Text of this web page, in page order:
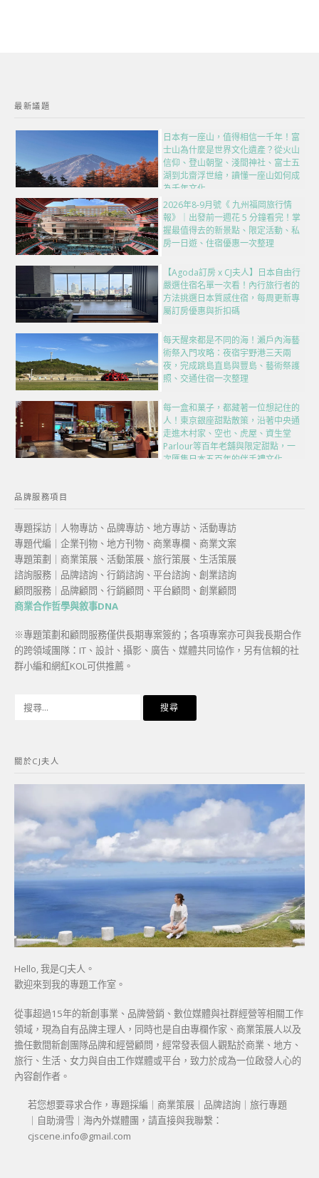
最新議題
日本有一座山，值得相信一千年！富
士山為什麼是世界文化遺產？從火山
信仰、登山朝聖、淺間神社、富士五
湖到北齋浮世繪，讀懂一座山如何成
為千年文化
2026年8-9月號《 九州福岡旅行情
報》｜出發前一週花 5 分鐘看完！掌
握最值得去的新景點、限定活動、私
房一日遊、住宿優惠一次整理
【Agoda訂房 x CJ夫人】日本自由行
嚴選住宿名單一次看！內行旅行者的
方法挑選日本質感住宿，每周更新專
屬訂房優惠與折扣碼
每天醒來都是不同的海！瀨戶內海藝
術祭入門攻略：夜宿宇野港三天兩
夜，完成跳島直島與豐島、藝術祭護
照、交通住宿一次整理
每一盒和菓子，都藏著一位想記住的
人！東京銀座甜點散策，沿著中央通
走進木村家、空也、虎屋、資生堂
Parlour等百年老舖與限定甜點，一
次匯集日本五百年的伴手禮文化
品牌服務項目
專題採訪｜人物專訪、品牌專訪、地方專訪、活動專訪
專題代編｜企業刊物、地方刊物、商業專欄、商業文案
專題策劃｜商業策展、活動策展、旅行策展、生活策展
諮詢服務｜品牌諮詢、行銷諮詢、平台諮詢、創業諮詢
顧問服務｜品牌顧問、行銷顧問、平台顧問、創業顧問
商業合作哲學與敘事DNA
※專題策劃和顧問服務僅供長期專案簽約；各項專案亦可與我長期合作
的跨領域團隊：IT、設計、攝影、廣告、媒體共同協作，另有信賴的社
群小編和網紅KOL可供推薦。
字:
關於CJ夫人
Hello, 我是CJ夫人。
歡迎來到我的專題工作室。
從事超過15年的新創事業、品牌營銷、數位媒體與社群經營等相關工作
領域，現為自有品牌主理人，同時也是自由專欄作家、商業策展人以及
擔任數間新創團隊品牌和經營顧問，經常發表個人觀點於商業、地方、
旅行、生活、女力與自由工作媒體或平台，致力於成為一位啟發人心的
內容創作者。
若您想要尋求合作，專題採編｜商業策展｜品牌諮詢｜旅行專題
｜自助滑雪｜海內外媒體團，請直接與我聯繫：
cjscene.info@gmail.com